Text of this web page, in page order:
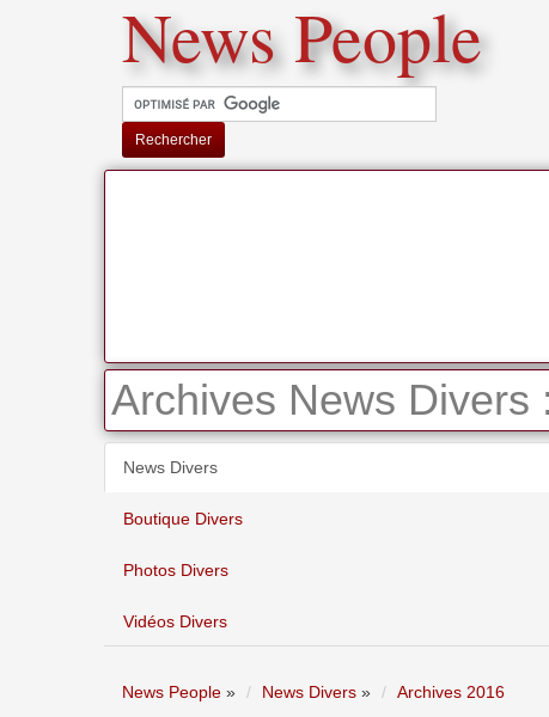
News People
Rechercher
Archives News Divers
News Divers
Boutique Divers
Photos Divers
Vidéos Divers
News People » News Divers »
Archives 2016